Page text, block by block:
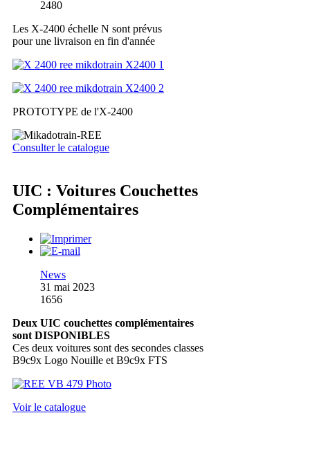
2480
Les X-2400 échelle N sont prévus
pour une livraison en fin d'année
PROTOTYPE de l'X-2400
Consulter le catalogue
UIC : Voitures Couchettes
Complémentaires
News
31 mai 2023
1656
Deux UIC couchettes complémentaires
sont DISPONIBLES
Ces deux voitures sont des secondes classes
B9c9x Logo Nouille et B9c9x FTS
Voir le catalogue